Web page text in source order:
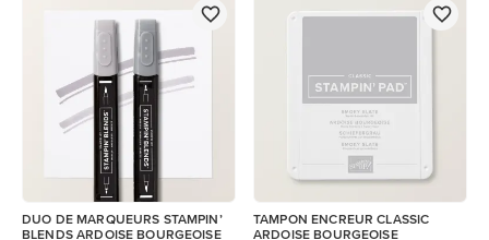
DUO DE MARQUEURS STAMPIN’
BLENDS ARDOISE BOURGEOISE
TAMPON ENCREUR CLASSIC
ARDOISE BOURGEOISE